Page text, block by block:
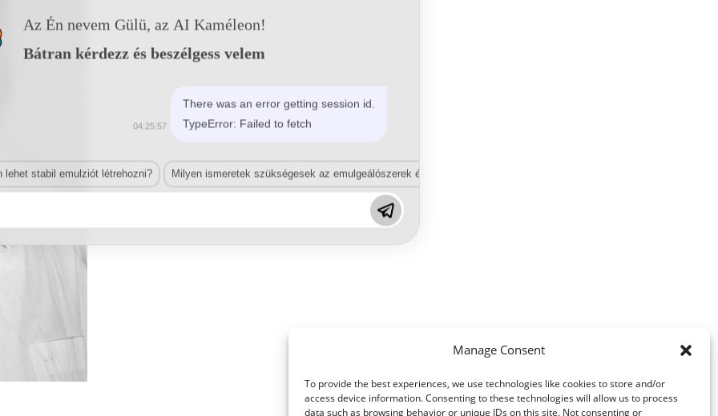
Manage Consent
To provide the best experiences, we use technologies like cookies to store and/or
access device information. Consenting to these technologies will allow us to process
data such as browsing behavior or unique IDs on this site. Not consenting or
© 2021 Kaméleon Hungary Kft. Minden jog fenntartva. All rights reserved.
Az Én nevem Gülü, az AI Kaméleon!
Bátran kérdezz és beszélgess velem
There was an error getting session id.
TypeError: Failed to fetch
04:25:57
lehet stabil emulziót létrehozni? Milyen ismeretek szükségesek az emulgeálószerek és diszpergálószerek terén?